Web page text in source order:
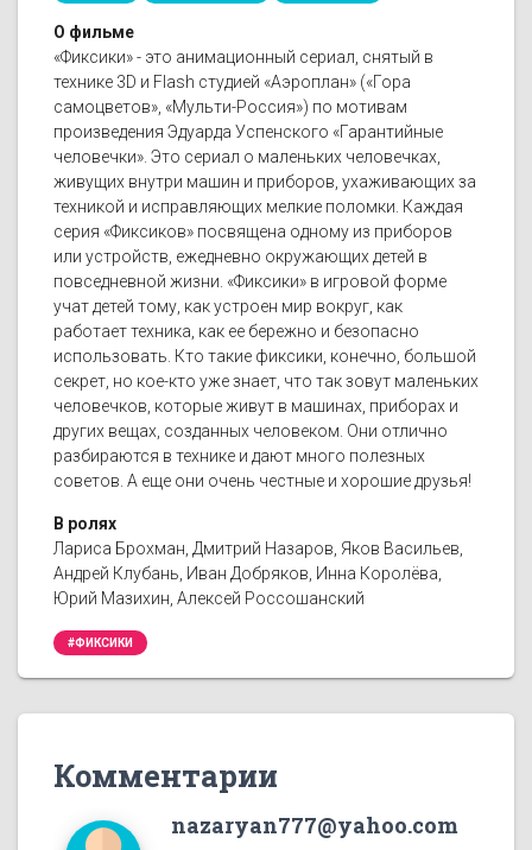
О фильме
«Фиксики» - это анимационный сериал, снятый в
технике 3D и Flash студией «Аэроплан» («Гора
самоцветов», «Мульти-Россия») по мотивам
произведения Эдуарда Успенского «Гарантийные
человечки». Это сериал о маленьких человечках,
живущих внутри машин и приборов, ухаживающих за
техникой и исправляющих мелкие поломки. Каждая
серия «Фиксиков» посвящена одному из приборов
или устройств, ежедневно окружающих детей в
повседневной жизни. «Фиксики» в игровой форме
учат детей тому, как устроен мир вокруг, как
работает техника, как ее бережно и безопасно
использовать. Кто такие фиксики, конечно, большой
секрет, но кое-кто уже знает, что так зовут маленьких
человечков, которые живут в машинах, приборах и
других вещах, созданных человеком. Они отлично
разбираются в технике и дают много полезных
советов. А еще они очень честные и хорошие друзья!
В ролях
Лариса Брохман, Дмитрий Назаров, Яков Васильев,
Андрей Клубань, Иван Добряков, Инна Королёва,
Юрий Мазихин, Алексей Россошанский
#ФИКСИКИ
Комментарии
nazaryan777@yahoo.com